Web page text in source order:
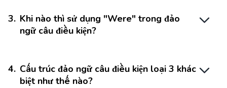
3. Khi nào thì sử dụng "Were" trong đảo
ngữ câu điều kiện?
4. Cấu trúc đảo ngữ câu điều kiện loại 3 khác
biệt như thế nào?